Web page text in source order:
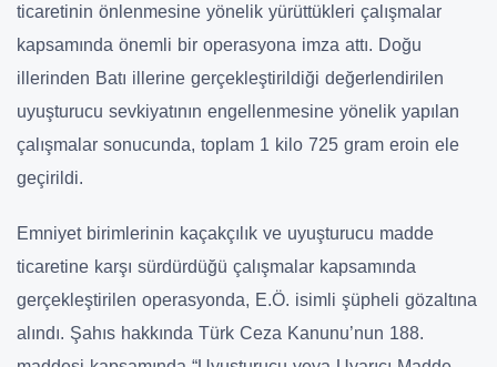
ticaretinin önlenmesine yönelik yürüttükleri çalışmalar
kapsamında önemli bir operasyona imza attı. Doğu
illerinden Batı illerine gerçekleştirildiği değerlendirilen
uyuşturucu sevkiyatının engellenmesine yönelik yapılan
çalışmalar sonucunda, toplam 1 kilo 725 gram eroin ele
geçirildi.
Emniyet birimlerinin kaçakçılık ve uyuşturucu madde
ticaretine karşı sürdürdüğü çalışmalar kapsamında
gerçekleştirilen operasyonda, E.Ö. isimli şüpheli gözaltına
alındı. Şahıs hakkında Türk Ceza Kanunu’nun 188.